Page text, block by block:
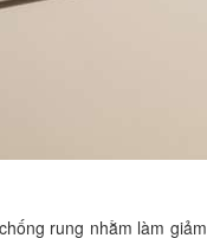
rung nhằm làm giảm